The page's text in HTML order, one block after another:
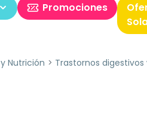
Promociones
Nutrición Trastornos digestivos